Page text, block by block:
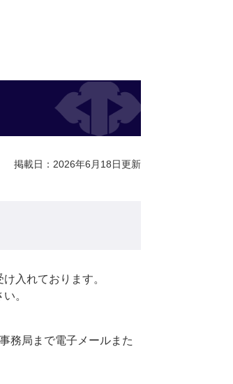
掲載日：2026年6月18日更新
入れております。
。
務局まで電子メールまた